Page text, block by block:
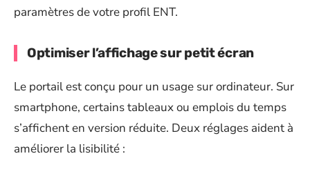
paramètres de votre profil ENT.
Optimiser l’affichage sur petit écran
Le portail est conçu pour un usage sur ordinateur. Sur
smartphone, certains tableaux ou emplois du temps
s’affichent en version réduite. Deux réglages aident à
améliorer la lisibilité :